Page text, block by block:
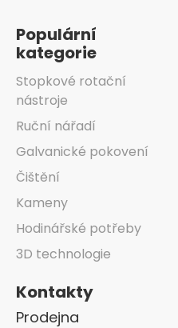
Populární
kategorie
Stopkové rotační
nástroje
Ruční nářadí
Galvanické pokovení
Čištění
Kameny
Hodinářské potřeby
3D technologie
Kontakty
Prodejna